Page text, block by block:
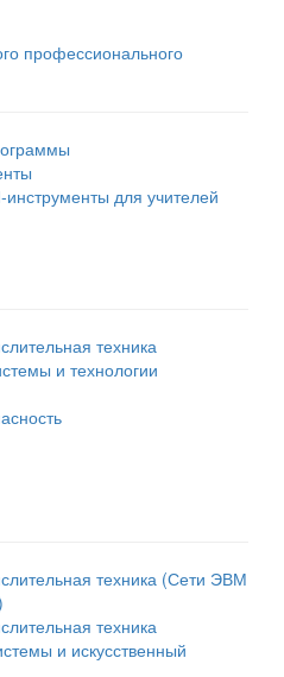
профессионального
для учителей
техника
и технологии
техника (Сети ЭВМ
техника
и искусственный